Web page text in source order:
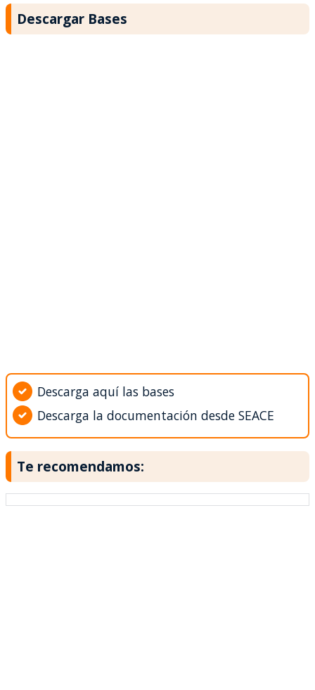
Descargar Bases
Descarga aquí las bases
Descarga la documentación desde SEACE
Te recomendamos: